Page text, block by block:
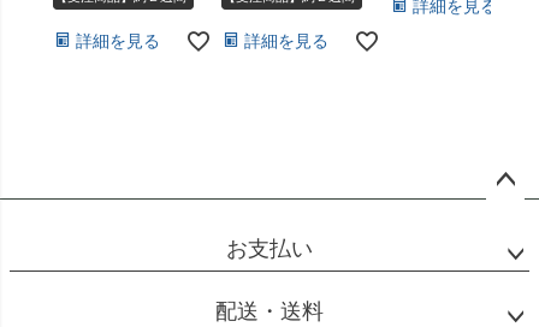
詳細を見る 詳細を見る
詳細を見る
ップ
お支払い
配送・送料